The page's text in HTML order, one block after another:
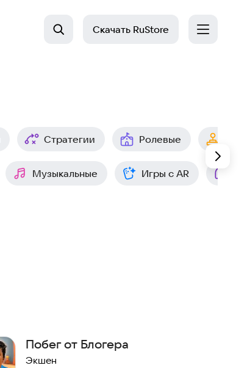
Скачать RuStore
Стратегии Ролевые
Музыкальные Игры с AR
Побег от Блогера
Экшен